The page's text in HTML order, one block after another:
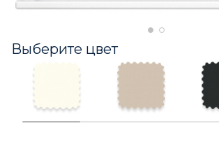
Выберите цвет